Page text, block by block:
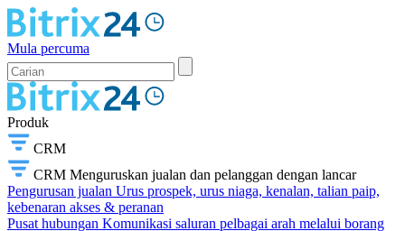
Mula percuma
Produk
CRM
CRM Menguruskan jualan dan pelanggan dengan lancar
Pengurusan jualan Urus prospek, urus niaga, kenalan, talian paip,
kebenaran akses & peranan
Pusat hubungan Komunikasi saluran pelbagai arah melalui borang